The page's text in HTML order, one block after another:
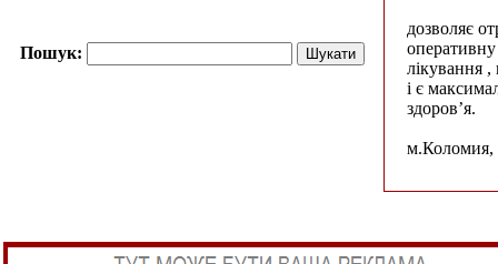
Пошук:
дозволяє
лікування ,
і є
здоров’я.
м.Коломия,